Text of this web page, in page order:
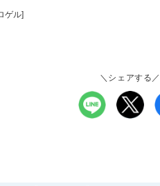
ゲル]
＼シェアする／